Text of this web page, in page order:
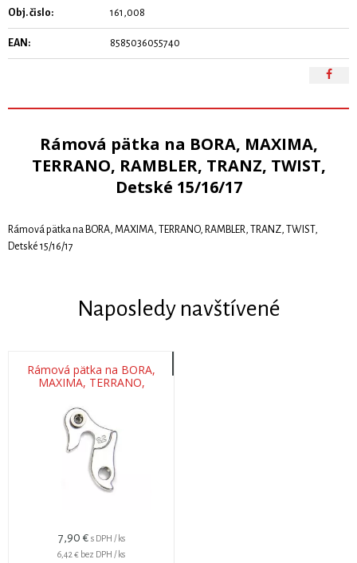
Obj. čislo: 161,008
EAN: 8585036055740
Rámová pätka na BORA, MAXIMA,
TERRANO, RAMBLER, TRANZ, TWIST,
Detské 15/16/17
Rámová pätka na BORA, MAXIMA, TERRANO, RAMBLER, TRANZ, TWIST,
Detské 15/16/17
Naposledy navštívené
Rámová pätka na BORA,
MAXIMA, TERRANO,
Detské 15/16/17
7,90 € s DPH / ks
6,42 € bez DPH / ks